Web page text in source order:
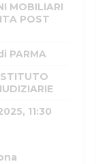
MOBILIARI
POST
PARMA
11:30